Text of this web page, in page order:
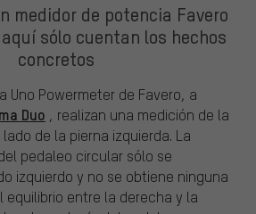
medidor de potencia Favero
sólo cuentan los hechos
concretos
Uno Powermeter de Favero, a
Duo , realizan una medición de la
de la pierna izquierda. La
pedaleo circular sólo se
izquierdo y no se obtiene ninguna
equilibrio entre la derecha y la